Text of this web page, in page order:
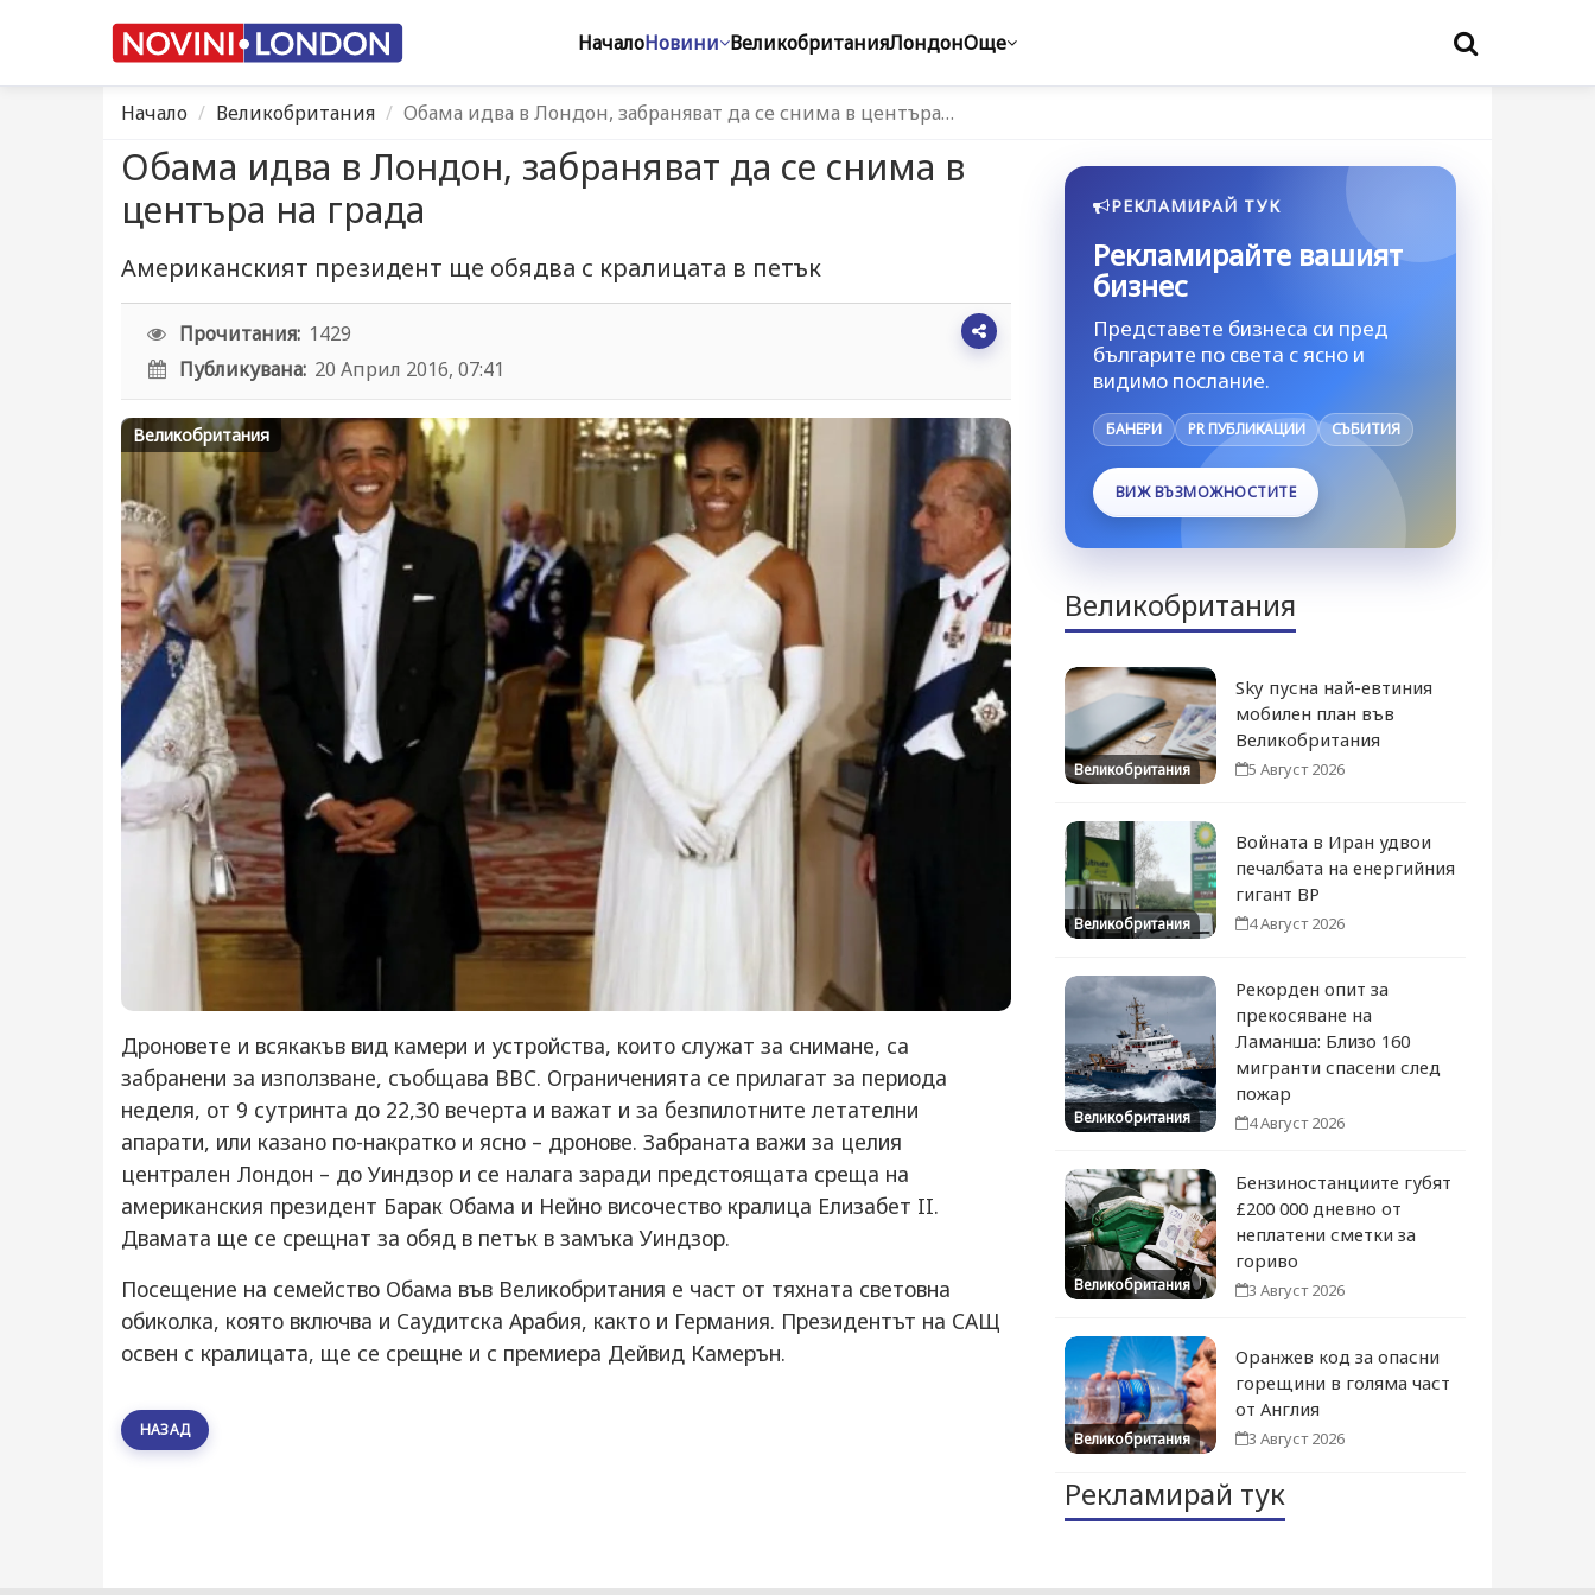
НачалоНовини ВеликобританияЛондонОще
Начало Великобритания Oбама идва в Лондон, забраняват да се снима в центъра…
Oбама идва в Лондон, забраняват да се снима в
центъра на града
Американският президент ще обядва с кралицата в петък
Прочитания: 1429
Публикувана: 20 Април 2016, 07:41
Великобритания
Дроновете и всякакъв вид камери и устройства, които служат за снимане, са
забранени за използване, съобщава BBC. Ограниченията се прилагат за периода
неделя, от 9 сутринта до 22,30 вечерта и важат и за безпилотните летателни
апарати, или казано по-накратко и ясно – дронове. Забраната важи за целия
централен Лондон – до Уиндзор и се налага заради предстоящата среща на
американския президент Барак Обама и Нейно височество кралица Елизабет II.
Двамата ще се срещнат за обяд в петък в замъка Уиндзор.
Посещение на семейство Обама във Великобритания е част от тяхната световна
обиколка, която включва и Саудитска Арабия, както и Германия. Президентът на САЩ
освен с кралицата, ще се срещне и с премиера Дейвид Камерън.
НАЗАД
РЕКЛАМИРАЙ ТУК
Рекламирайте вашият
бизнес
Представете бизнеса си пред
българите по света с ясно и
видимо послание.
БАНЕРИ PR ПУБЛИКАЦИИ СЪБИТИЯ
ВИЖ ВЪЗМОЖНОСТИТЕ
Великобритания
Великобритания
Sky пусна най-евтиния
мобилен план във
Великобритания
5 Август 2026
Великобритания
Войната в Иран удвои
печалбата на енергийния
гигант BP
4 Август 2026
Великобритания
Рекорден опит за
прекосяване на
Ламанша: Близо 160
мигранти спасени след
пожар
4 Август 2026
Великобритания
Бензиностанциите губят
£200 000 дневно от
неплатени сметки за
гориво
3 Август 2026
Великобритания
Оранжев код за опасни
горещини в голяма част
от Англия
3 Август 2026
Рекламирай тук